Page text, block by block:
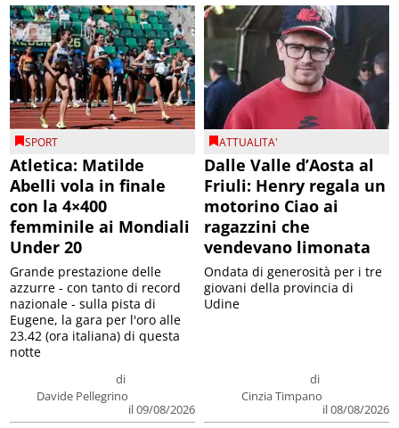
SPORT
Atletica: Matilde
Abelli vola in finale
con la 4×400
femminile ai Mondiali
Under 20
di
Davide Pellegrino
il 09/08/2026
Grande prestazione delle
azzurre - con tanto di record
nazionale - sulla pista di
Eugene, la gara per l'oro alle
23.42 (ora italiana) di questa
notte
ATTUALITA'
Dalle Valle d’Aosta al
Friuli: Henry regala un
motorino Ciao ai
ragazzini che
vendevano limonata
di
Cinzia Timpano
il 08/08/2026
Ondata di generosità per i tre
giovani della provincia di
Udine